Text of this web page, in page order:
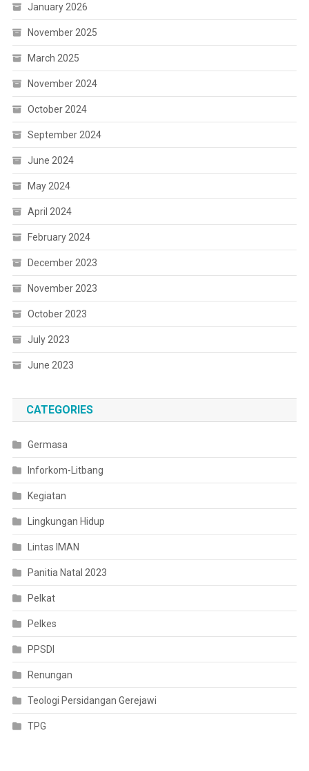
January 2026
November 2025
March 2025
November 2024
October 2024
September 2024
June 2024
May 2024
April 2024
February 2024
December 2023
November 2023
October 2023
July 2023
June 2023
CATEGORIES
Germasa
Inforkom-Litbang
Kegiatan
Lingkungan Hidup
Lintas IMAN
Panitia Natal 2023
Pelkat
Pelkes
PPSDI
Renungan
Teologi Persidangan Gerejawi
TPG